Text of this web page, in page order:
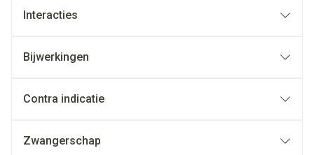
Interacties
Bijwerkingen
Contra indicatie
Zwangerschap